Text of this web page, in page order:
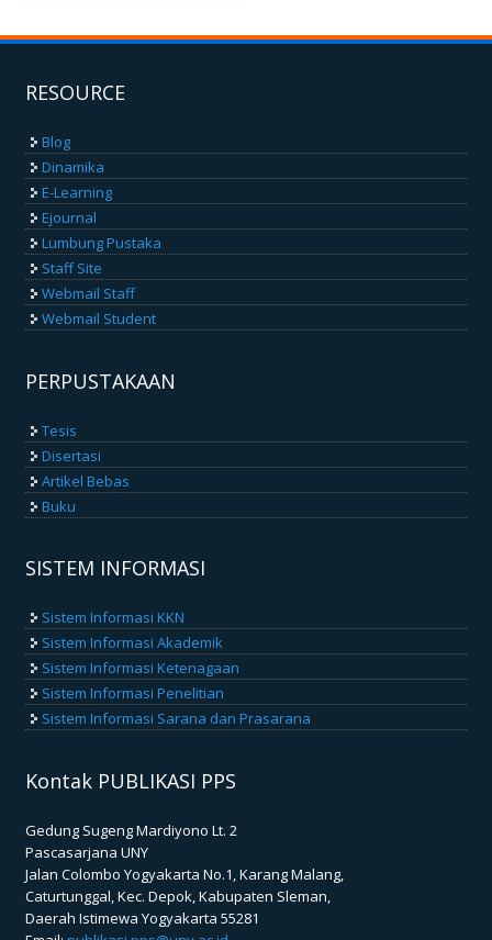
RESOURCE
Blog
Dinamika
E-Learning
Ejournal
Lumbung Pustaka
Staff Site
Webmail Staff
Webmail Student
PERPUSTAKAAN
Tesis
Disertasi
Artikel Bebas
Buku
SISTEM INFORMASI
Sistem Informasi KKN
Sistem Informasi Akademik
Sistem Informasi Ketenagaan
Sistem Informasi Penelitian
Sistem Informasi Sarana dan Prasarana
Kontak PUBLIKASI PPS
Gedung Sugeng Mardiyono Lt. 2
Pascasarjana UNY
Jalan Colombo Yogyakarta No.1, Karang Malang,
Caturtunggal, Kec. Depok, Kabupaten Sleman,
Daerah Istimewa Yogyakarta 55281